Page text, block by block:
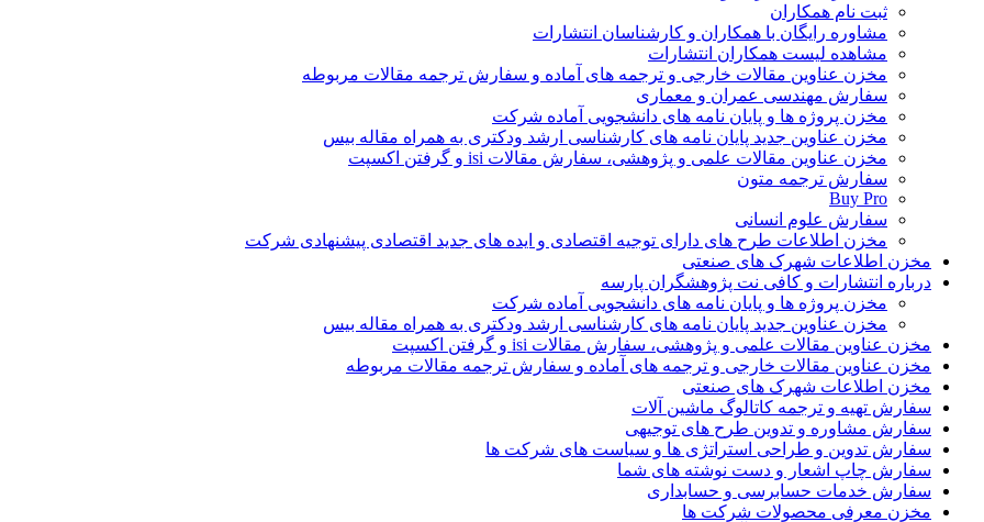
ثبت نام همکاران
مشاوره رایگان با همکاران و کارشناسان انتشارات
مشاهده لیست همکاران انتشارات
مخزن عناوین مقالات خارجی و ترجمه های آماده و سفارش ترجمه مقالات مربوطه
سفارش مهندسی عمران و معماری
مخزن پروژه ها و پایان نامه های دانشجویی آماده شرکت
مخزن عناوین جدید پایان نامه های کارشناسی ارشد ودکتری به همراه مقاله بیس
مخزن عناوین مقالات علمی و پژوهشی، سفارش مقالات isi و گرفتن اکسپت
سفارش ترجمه متون
Buy Pro
سفارش علوم انسانی
مخزن اطلاعات طرح های دارای توجیه اقتصادی و ایده های جدید اقتصادی پیشنهادی شرکت
مخزن اطلاعات شهرک های صنعتی
درباره انتشارات و کافی نت پژوهشگران پارسه
مخزن پروژه ها و پایان نامه های دانشجویی آماده شرکت
مخزن عناوین جدید پایان نامه های کارشناسی ارشد ودکتری به همراه مقاله بیس
مخزن عناوین مقالات علمی و پژوهشی، سفارش مقالات isi و گرفتن اکسپت
مخزن عناوین مقالات خارجی و ترجمه های آماده و سفارش ترجمه مقالات مربوطه
مخزن اطلاعات شهرک های صنعتی
سفارش تهیه و ترجمه کاتالوگ ماشین آلات
سفارش مشاوره و تدوین طرح های توجیهی
سفارش تدوین و طراحی استراتژی ها و سیاست های شرکت ها
سفارش چاپ اشعار و دست نوشته های شما
سفارش خدمات حسابرسی و حسابداری
مخزن معرفی محصولات شرکت ها